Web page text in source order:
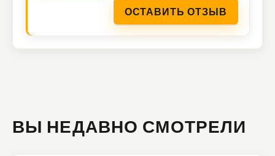
ОСТАВИТЬ ОТЗЫВ
ВЫ НЕДАВНО СМОТРЕЛИ